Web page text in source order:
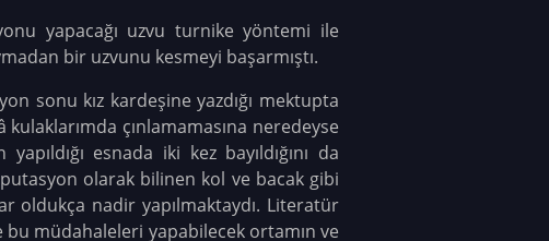
yapacağı uzvu turnike yöntemi ile
bir uzvunu kesmeyi başarmıştı.
sonu kız kardeşine yazdığı mektupta
çınlamamasına neredeyse
esnada iki kez bayıldığını da
olarak bilinen kol ve bacak gibi
oldukça nadir yapılmaktaydı. Literatür
bu müdahaleleri yapabilecek ortamın ve